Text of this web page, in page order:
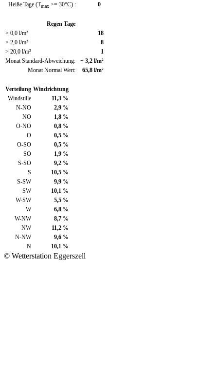
Heiße Tage (Tmax >= 30°C) : 0
Regen Tage
> 0,0 l/m²
18
> 2,0 l/m²
8
> 20,0 l/m²
1
Monat Standard-Abweichung:
+ 3,2 l/m²
Monat Normal Wert:
65,8 l/m²
Verteilung Windrichtung
Windstille
11,3 %
N-NO
2,9 %
NO
1,8 %
O-NO
0,8 %
O
0,5 %
O-SO
0,5 %
SO
1,9 %
S-SO
9,2 %
S
10,5 %
S-SW
9,9 %
SW
10,1 %
W-SW
5,5 %
W
6,8 %
W-NW
8,7 %
NW
11,2 %
N-NW
9,6 %
N
10,1 %
© Wetterstation Eggerszell